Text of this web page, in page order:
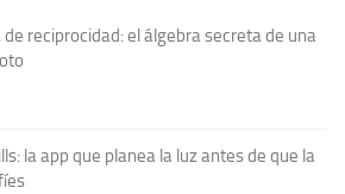
de reciprocidad: el álgebra secreta de una
la app que planea la luz antes de que la